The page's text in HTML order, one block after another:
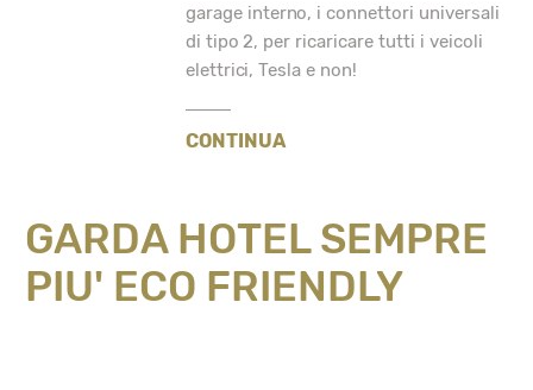
garage interno, i connettori universali
di tipo 2, per ricaricare tutti i veicoli
elettrici, Tesla e non!
CONTINUA
GARDA HOTEL SEMPRE
PIU' ECO FRIENDLY